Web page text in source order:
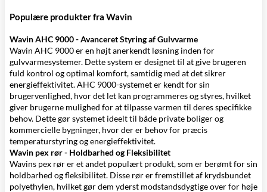
Populære produkter fra Wavin
Wavin AHC 9000 - Avanceret Styring af Gulvvarme
Wavin AHC 9000er en højt anerkendt løsning inden for
gulvvarmesystemer. Dette system er designet til at give brugeren
fuld kontrol og optimal komfort, samtidig med at det sikrer
energieffektivitet. AHC 9000-systemet er kendt for sin
brugervenlighed, hvor det let kan programmeres og styres, hvilket
giver brugerne mulighed for at tilpasse varmen til deres specifikke
behov. Dette gør systemet ideelt til både private boliger og
kommercielle bygninger, hvor der er behov for præcis
temperaturstyring og energieffektivitet.
Wavin pex rør - Holdbarhed og Fleksibilitet
Wavins pex rør er et andet populært produkt, som er berømt for sin
holdbarhed og fleksibilitet. Disse rør er fremstillet af krydsbundet
polyethylen, hvilket gør dem yderst modstandsdygtige over for høje